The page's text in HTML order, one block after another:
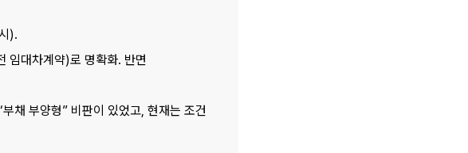
).
채 부양형” 비판이 있었고, 현재는 조건